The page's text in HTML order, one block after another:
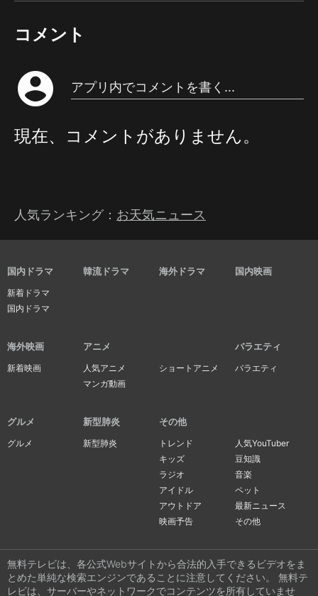
コメント
account_circle アプリ内でコメントを書く...
現在、コメントがありません。
人気ランキング： お天気ニュース
国内ドラマ
新着ドラマ
国内ドラマ
韓流ドラマ 海外ドラマ 国内映画
海外映画
新着映画
アニメ
人気アニメ
ショートアニメ
マンガ動画
バラエティ
バラエティ
グルメ
グルメ
新型肺炎
新型肺炎
その他
トレンド
人気YouTuber
キッズ
豆知識
ラジオ
音楽
アイドル
ペット
アウトドア
最新ニュース
映画予告
その他
無料テレビは、各公式Webサイトから合法的入手できるビデオをま
とめた単純な検索エンジンであることに注意してください。 無料テ
レビは、サーバーやネットワークでコンテンツを所有していませ